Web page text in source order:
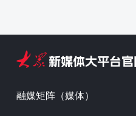
融媒矩阵（媒体）